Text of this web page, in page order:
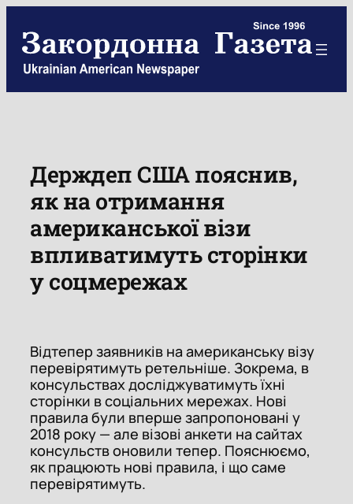
content
Держдеп США пояснив,
як на отримання
американської візи
впливатимуть сторінки
у соцмережах
Відтепер заявників на американську візу
перевірятимуть ретельніше. Зокрема, в
консульствах досліджуватимуть їхні
сторінки в соціальних мережах. Нові
правила були вперше запропоновані у
2018 року — але візові анкети на сайтах
консульств оновили тепер. Пояснюємо,
як працюють нові правила, і що саме
перевірятимуть.